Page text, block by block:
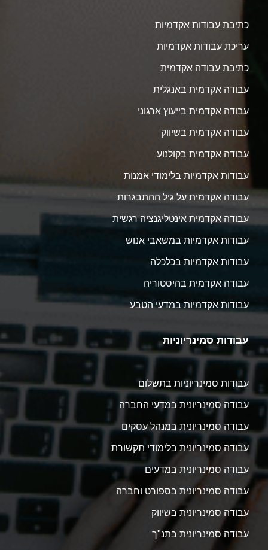
כתיבת עבודות אקדמיות
עריכת עבודות אקדמיות
כתיבת עבודה אקדמית
עבודה אקדמית באנגלית
עבודה אקדמית בייעוץ ארגוני
עבודה אקדמית בשיווק
עבודה אקדמית בקולנוע
עבודות אקדמיות בלימודי אמנות
עבודה אקדמית על גיל ההתבגרות
עבודה אקדמית אינטליגנציה רגשית
עבודות אקדמיות במשאבי אנוש
עבודות אקדמיות בכלכלה
עבודה אקדמית בהיסטוריה
עבודות אקדמיות במדעי הטבע
עבודות סמינריוניות
עבודות סמינריוניות בתשלום
עבודה סמינריונית במדעי החברה
עבודה סמינריונית במנהל עסקים
עבודה סמינריונית בלימודי תקשורת
עבודה סמינריונית במדעים
עבודה סמינריונית בספורט וחברה
עבודה סמינריונית בשיווק
עבודה סמינריונית בתנ"ך